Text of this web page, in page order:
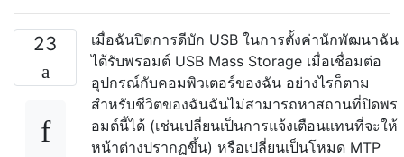
23
เมื่อฉันปิดการดีบัก USB ในการตั้งค่านักพัฒนาฉัน
ได้รับพรอมต์ USB Mass Storage เมื่อเชื่อมต่อ
อุปกรณ์กับคอมพิวเตอร์ของฉัน อย่างไรก็ตาม
สำหรับชีวิตของฉันฉันไม่สามารถหาสถานที่ปิดพร
อมต์นี้ได้ (เช่นเปลี่ยนเป็นการแจ้งเตือนแทนที่จะให้
หน้าต่างปรากฏขึ้น) หรือเปลี่ยนเป็นโหมด MTP